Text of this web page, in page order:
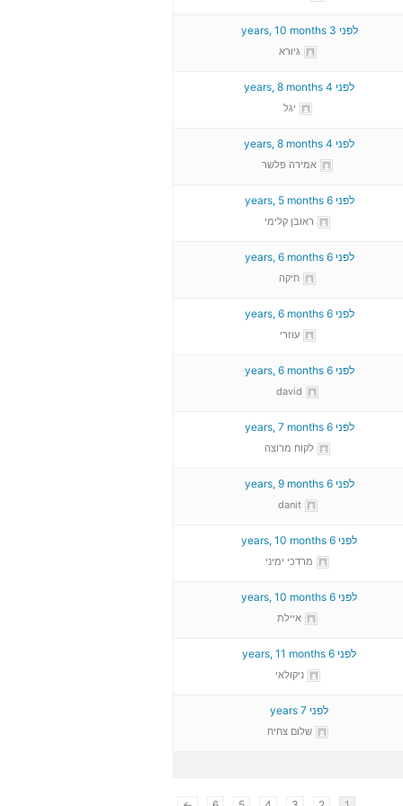
לפני 3 years, 10 months
גיורא
לפני 4 years, 8 months
יגל
לפני 4 years, 8 months
אמירה פלשר
לפני 6 years, 5 months
ראובן קלימי
לפני 6 years, 6 months
חיקה
לפני 6 years, 6 months
עוזרי
לפני 6 years, 6 months
david
לפני 6 years, 7 months
לקוח מרוצה
לפני 6 years, 9 months
danit
לפני 6 years, 10 months
מרדכי ימיני
לפני 6 years, 10 months
איילת
לפני 6 years, 11 months
ניקולאי
לפני 7 years
שלום צחיח